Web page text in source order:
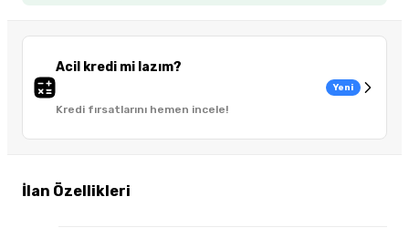
Acil kredi mi lazım?
Kredi fırsatlarını hemen incele!
Yeni
İlan Özellikleri